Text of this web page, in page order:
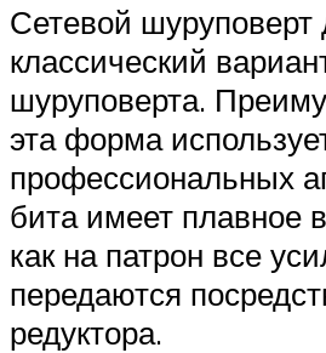
Сетевой шуруповерт
классический
шуруповерта.
эта форма
профессиональных
бита имеет плавное
как на патрон все
передаются
редуктора.